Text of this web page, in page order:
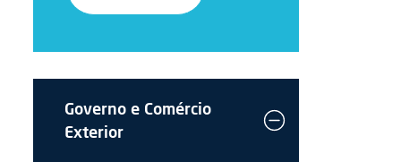
Governo e Comércio
Exterior